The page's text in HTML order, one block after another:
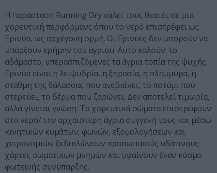
Η παράσταση Running Dry καλεί τους θεατές σε μια
χορευτική περφόρμανς όπου το νερό επιστρέφει ως
Ερινύα, ως αρχέγονη ορμή. Οι Ερινύες δεν μπορούν να
υπάρξουν ερήμην του άγριου. Αυτό καλούν: το
αδάμαστο, υπερασπιζόμενες τα άγρια τοπία της ψυχής.
Ερινύα είναι η λειψυδρία, η ξηρασία, η πλημμύρα, η
στάθμη της θάλασσας που ανεβαίνει, το ποτάμι που
στερεύει, το δέρμα που ζαρώνει. Δεν αποτελεί τιμωρία,
αλλά γίνεται γνώση. Τα χορευτικά σώματα επιστρέφουν
στο νερό/ την αρχαιότερη άγρια συγγενή τους και μέσω
κινητικών κυμάτων, φωνών, εξομολογήσεων και
χειρονομιών ξεδιπλώνουν προσωπικούς υδάτινους
χάρτες σωματικών μνημών και υφαίνουν έναν κόσμο
φωτεινής συνύπαρξης.